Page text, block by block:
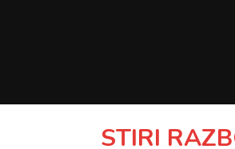
STIRI